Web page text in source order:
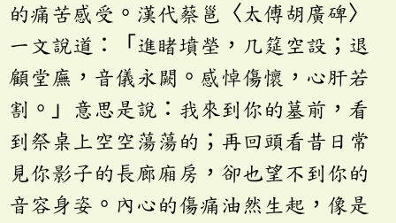
的痛苦感受。漢代蔡邕〈太傅胡廣碑〉
一文說道：「進睹墳塋，几筵空設；退
顧堂廡，音儀永闕。感悼傷懷，心肝若
割。」意思是說：我來到你的墓前，看
到祭桌上空空蕩蕩的；再回頭看昔日常
見你影子的長廊廂房，卻也望不到你的
音容身姿。內心的傷痛油然生起，像是